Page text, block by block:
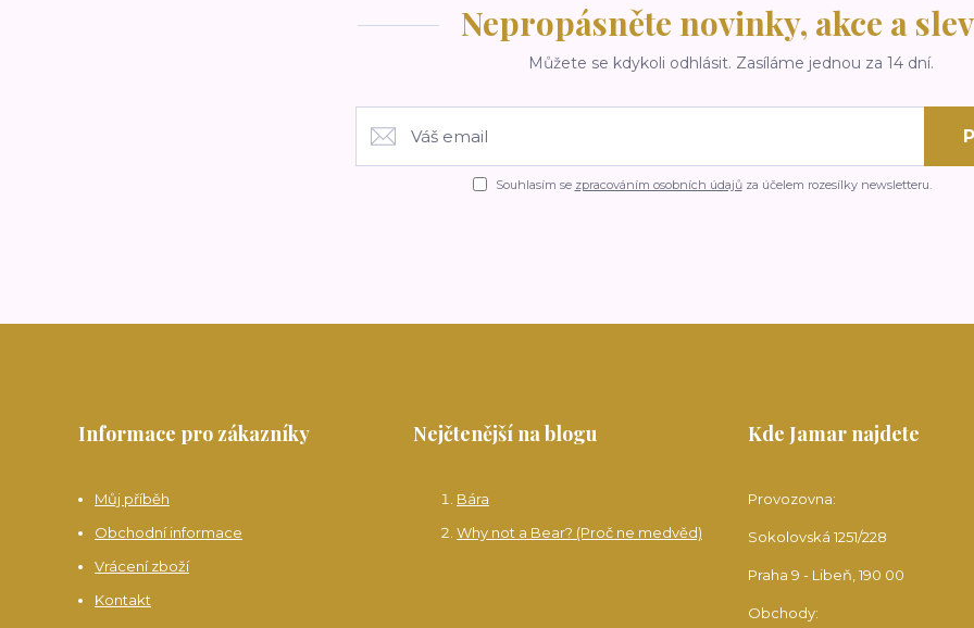
Nepropásněte novinky, akce a
Můžete se kdykoli odhlásit. Zasíláme jednou za 14 dní.
Souhlasím se zpracováním osobních údajůza účelem rozesílky newsletteru.
Informace pro zákazníky
Můj příběh
Obchodní informace
Vrácení zboží
Kontakt
Nejčtenější na blogu
Bára
Why not a Bear? (Proč ne medvěd)
Kde Jamar najdete
Provozovna:
Sokolovská 1251/228
Praha 9 - Libeň, 190 00
Obchody: